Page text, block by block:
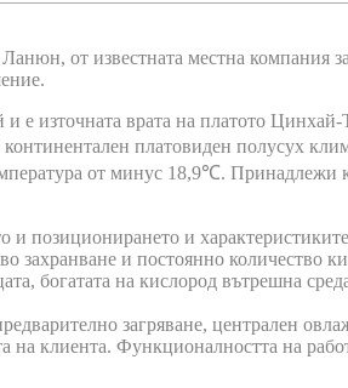
от известната местна компания
е източната врата на платото
платовиден полусух
от минус 18,9℃. Принадлежи
позиционирането и
захранване и постоянно
богатата на кислород вътрешна
загряване, централен
на клиента. Функционалността на